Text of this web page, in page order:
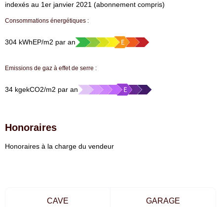
indexés au 1er janvier 2021 (abonnement compris)
Consommations énergétiques :
304 kWhEP/m2 par an
Emissions de gaz à effet de serre :
34 kgekCO2/m2 par an
Honoraires
Honoraires à la charge du vendeur
CAVE GARAGE